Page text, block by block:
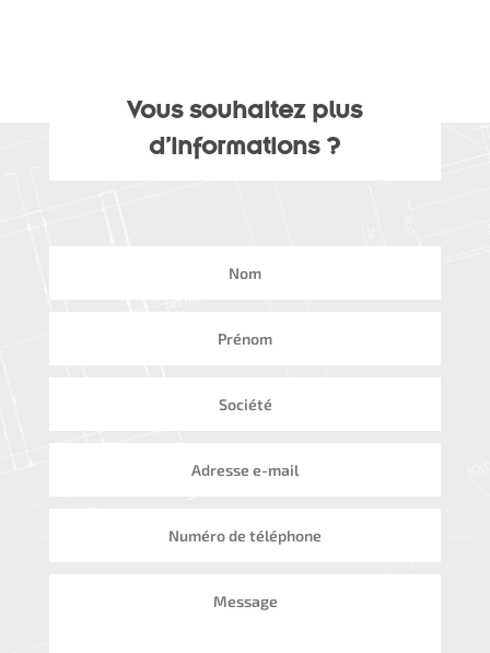
Vous souhaitez plus
d’informations ?